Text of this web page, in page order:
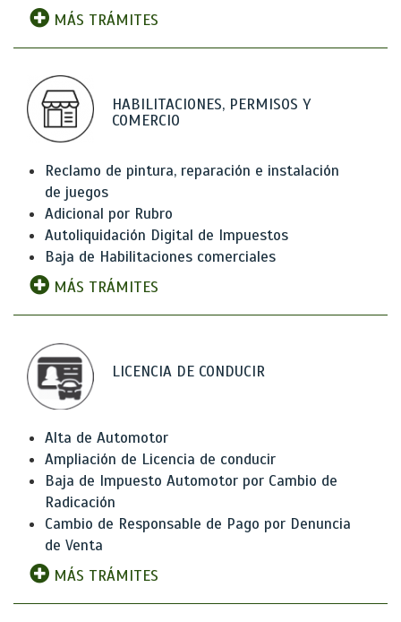
MÁS TRÁMITES
HABILITACIONES, PERMISOS Y
COMERCIO
Reclamo de pintura, reparación e instalación
de juegos
Adicional por Rubro
Autoliquidación Digital de Impuestos
Baja de Habilitaciones comerciales
MÁS TRÁMITES
LICENCIA DE CONDUCIR
Alta de Automotor
Ampliación de Licencia de conducir
Baja de Impuesto Automotor por Cambio de
Radicación
Cambio de Responsable de Pago por Denuncia
de Venta
MÁS TRÁMITES